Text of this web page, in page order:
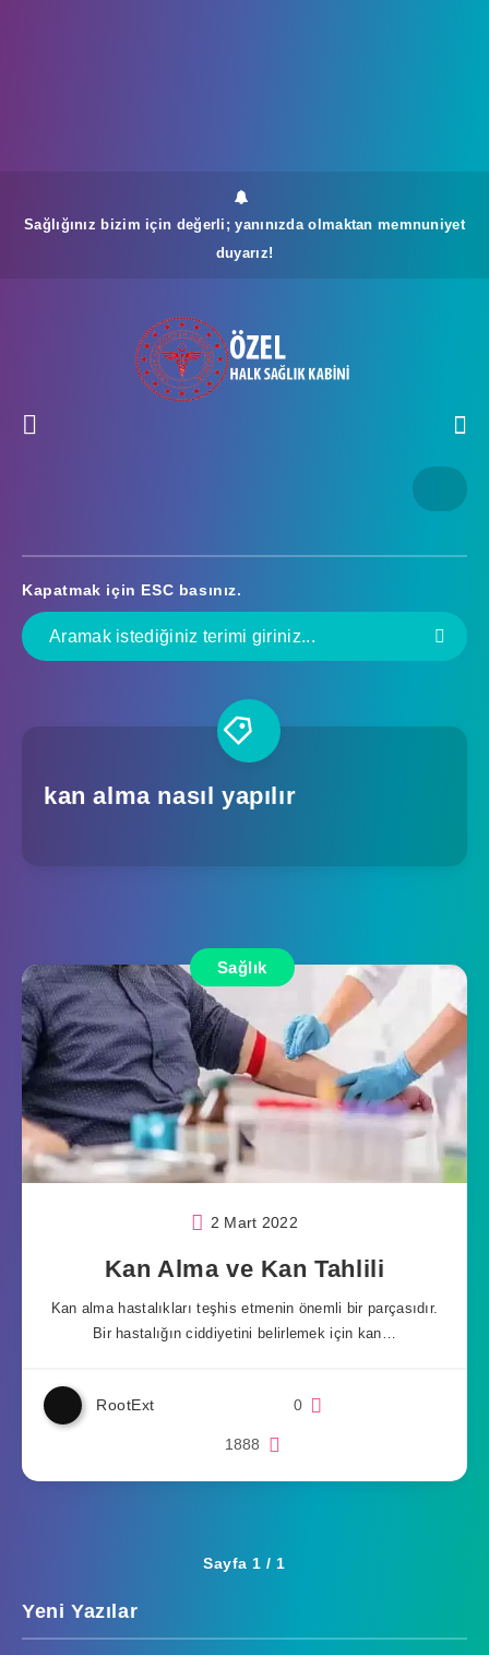
Sağlığınız bizim için değerli; yanınızda olmaktan memnuniyet
duyarız!
Kapatmak için ESC basınız.
kan alma nasıl yapılır
Sağlık
2 Mart 2022
Kan Alma ve Kan Tahlili
Kan alma hastalıkları teşhis etmenin önemli bir parçasıdır.
Bir hastalığın ciddiyetini belirlemek için kan…
RootExt 0
1888
Sayfa 1 / 1
Yeni Yazılar